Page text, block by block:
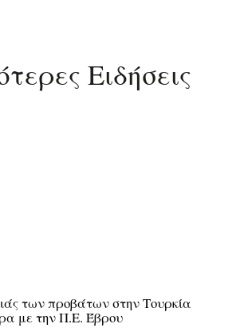
Ειδήσεις
των προβάτων στην Τουρκία
με την Π.Ε. Έβρου